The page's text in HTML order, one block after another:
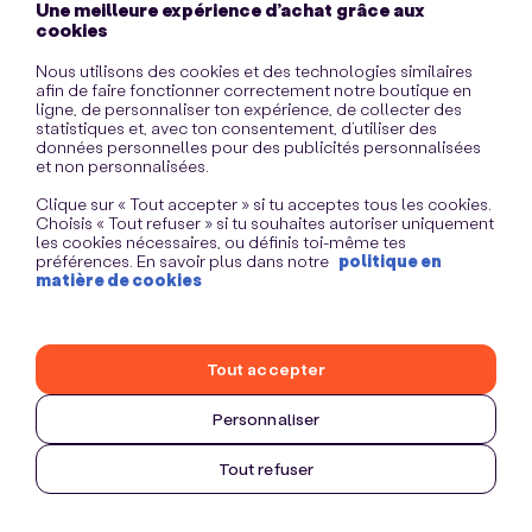
Une meilleure expérience d’achat grâce aux
cookies
Nous utilisons des cookies et des technologies similaires
afin de faire fonctionner correctement notre boutique en
ligne, de personnaliser ton expérience, de collecter des
statistiques et, avec ton consentement, d’utiliser des
données personnelles pour des publicités personnalisées
et non personnalisées.
Clique sur « Tout accepter » si tu acceptes tous les cookies.
Choisis « Tout refuser » si tu souhaites autoriser uniquement
les cookies nécessaires, ou définis toi-même tes
préférences. En savoir plus dans notre politique en
matière de cookies
Personnaliser
Tout refuser
Tout accepter